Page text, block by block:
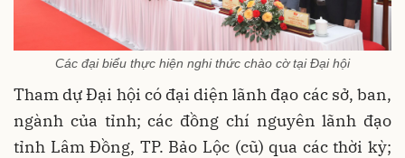
Các đại biểu thực hiện nghi thức chào cờ tại Đại hội
Tham dự Đại hội có đại diện lãnh đạo các sở, ban,
ngành của tỉnh; các đồng chí nguyên lãnh đạo
tỉnh Lâm Đồng, TP. Bảo Lộc (cũ) qua các thời kỳ;